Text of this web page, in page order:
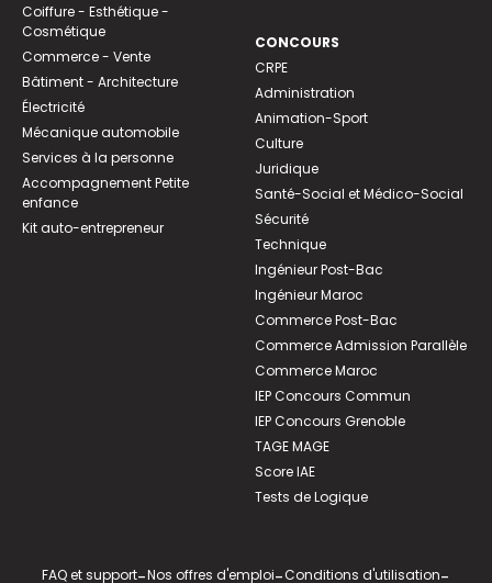
Coiffure - Esthétique -
Cosmétique
Commerce - Vente
Bâtiment - Architecture
Électricité
Mécanique automobile
Services à la personne
Accompagnement Petite
enfance
Kit auto-entrepreneur
CONCOURS
CRPE
Administration
Animation-Sport
Culture
Juridique
Santé-Social et Médico-Social
Sécurité
Technique
Ingénieur Post-Bac
Ingénieur Maroc
Commerce Post-Bac
Commerce Admission Parallèle
Commerce Maroc
IEP Concours Commun
IEP Concours Grenoble
TAGE MAGE
Score IAE
Tests de Logique
FAQ et support-Nos offres d'emploi-Conditions d'utilisation-